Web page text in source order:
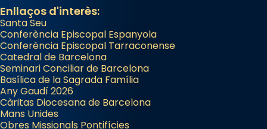
Acompanyant la història de sant Cugat, a
partir de l’Edat Mitjana sorgeix la tradició
que les santes Juliana (“relatiu a Júlia”) i
Semproniana (“relatiu a Semprònia =
eterna”) són deixebles seves. I l’any 1667, el
frare Joan Gaspar Roig, afirma en una obra
que les santes són filles de l’antiga Iluro.
Mataró en reivindicarà les relíquies fins que
Enllaços d'interès:
Santa Seu
Conferència Episcopal Espanyola
Conferència Episcopal Tarraconense
Catedral de Barcelona
Seminari Conciliar de Barcelona
Basílica de la Sagrada Família
Any Gaudí 2026
Càritas Diocesana de Barcelona
Mans Unides
Obres Missionals Pontifícies